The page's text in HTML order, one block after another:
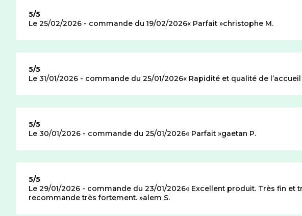
Note de
5/5
Le 25/02/2026 - commande du 19/02/2026
Parfait christophe M.
Note de
5/5
Le 31/01/2026 - commande du 25/01/2026
Rapidité et qualité de l’accueil
Note de
5/5
Le 30/01/2026 - commande du 25/01/2026
Parfait gaetan P.
Note de
5/5
Le 29/01/2026 - commande du 23/01/2026
Excellent produit. Très fin et
recommande très fortement.
alem S.